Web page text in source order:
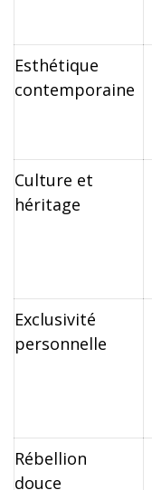
Esthétique
contemporaine
Culture et
héritage
Exclusivité
personnelle
Rébellion
douce